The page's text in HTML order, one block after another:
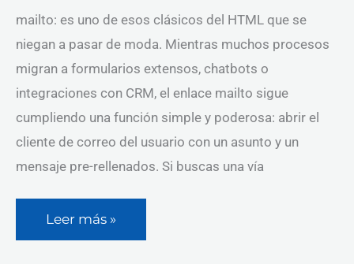
mailto: es uno de esos clásicos del HTML que se
niegan a pasar de moda. Mientras muchos procesos
migran a formularios extensos, chatbots o
integraciones con CRM, el enlace mailto sigue
cumpliendo una función simple y poderosa: abrir el
cliente de correo del usuario con un asunto y un
mensaje pre-rellenados. Si buscas una vía
Leer más »